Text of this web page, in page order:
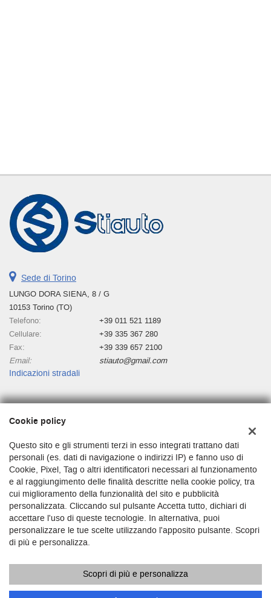
Sede di Torino
LUNGO DORA SIENA, 8 / G
10153 Torino (TO)
Telefono:
+39 011 521 1189
Cellulare:
+39 335 367 280
Fax:
+39 339 657 2100
Email:
stiauto@gmail.com
Indicazioni stradali
Dati fiscali:
Lungo Dora Siena 8/g, Torino (TO)
C.F/P.IVA: 03680250010
Registro delle imprese:TO
Copyright © 2026 GestionaleAuto.com S.r.l., Tutti i diritti riservati -
Leggi l'informativa sulla privacy-Cookie Policy
Cookie policy
Questo sito e gli strumenti terzi in esso integrati trattano dati
personali (es. dati di navigazione o indirizzi IP) e fanno uso di
Cookie, Pixel, Tag o altri identificatori necessari al funzionamento
e al raggiungimento delle finalità descritte nella cookie policy, tra
cui miglioramento della funzionalità del sito e pubblicità
personalizzata. Cliccando sul pulsante Accetta tutto, dichiari di
accettare l'uso di queste tecnologie. In alternativa, puoi
personalizzare le tue scelte utilizzando l'apposito pulsante. Scopri
di più e personalizza.
Scopri di più e personalizza